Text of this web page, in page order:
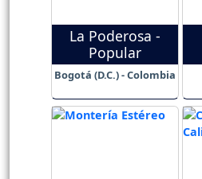
La Poderosa -
Popular
Bogotá (D.C.) - Colombia